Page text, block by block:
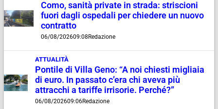
Como, sanità private in strada: striscioni
fuori dagli ospedali per chiedere un nuovo
contratto
06/08/202609:08 Redazione
ATTUALITÀ
Pontile di Villa Geno: “A noi chiesti migliaia
di euro. In passato c’era chi aveva più
attracchi a tariffe irrisorie. Perché?”
06/08/202609:06Redazione